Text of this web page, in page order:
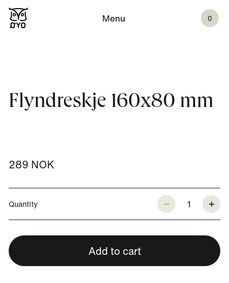
Menu 0
Flyndreskje 160x80 mm
289 NOK
Quantity 1
Add to cart